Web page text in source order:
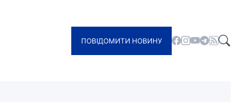
ПОВІДОМИТИ НОВИНУ